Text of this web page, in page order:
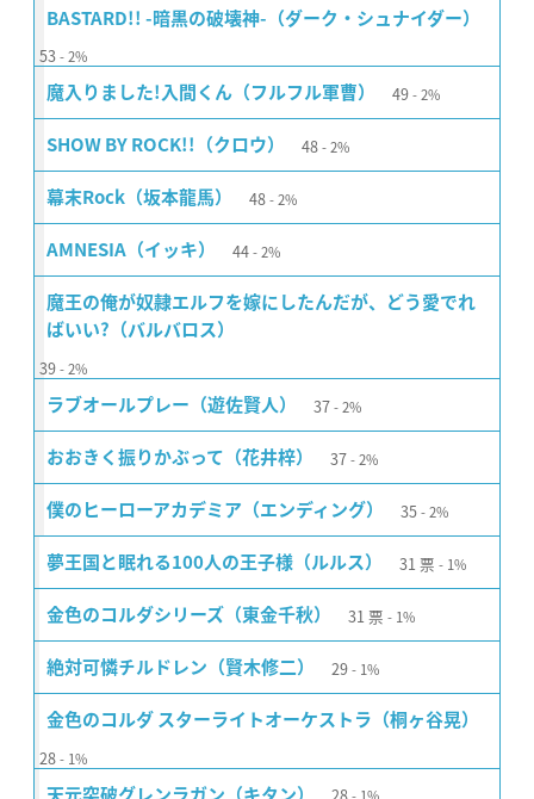
BASTARD!! -暗黒の破壊神-（ダーク・シュナイダー）
53 2%
魔入りました!入間くん（フルフル軍曹） 49 2%
SHOW BY ROCK!!（クロウ） 48 2%
幕末Rock（坂本龍馬） 48 2%
AMNESIA（イッキ） 44 2%
魔王の俺が奴隷エルフを嫁にしたんだが、どう愛でれ
ばいい?（バルバロス）
39 2%
ラブオールプレー（遊佐賢人） 37 2%
おおきく振りかぶって（花井梓） 37 2%
僕のヒーローアカデミア（エンディング） 35 2%
夢王国と眠れる100人の王子様（ルルス） 31 票 1%
金色のコルダシリーズ（東金千秋） 31 票 1%
絶対可憐チルドレン（賢木修二） 29 1%
金色のコルダ スターライトオーケストラ（桐ヶ谷晃）
28 1%
天元突破グレンラガン（キタン）